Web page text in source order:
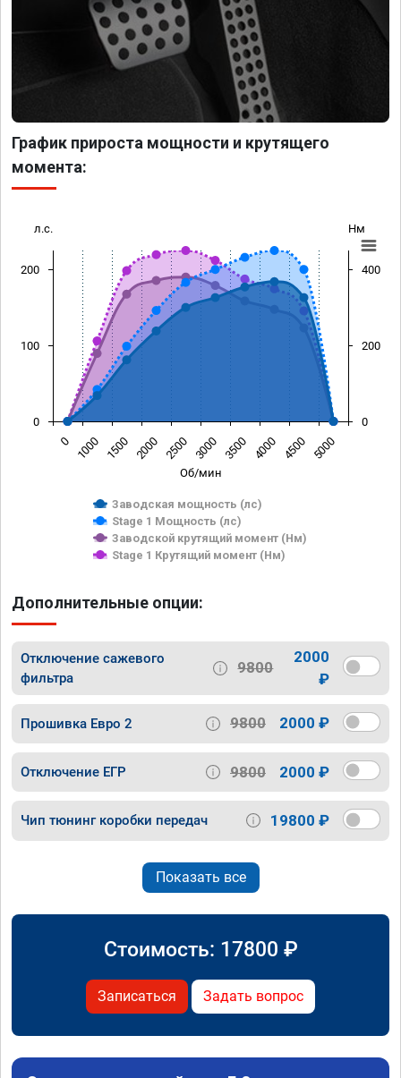
График прироста мощности и крутящего
момента:
Об/мин
л.с. Нм
Заводская мощность (лс)
Stage 1 Мощность (лс)
Заводской крутящий момент (Нм)
Stage 1 Крутящий момент (Нм)
0 1000 1500 2000 2500 3000 3500 4000 4500 5000
0
100
200
0
200
400
Дополнительные опции:
Отключение сажевого
фильтра
9800
2000
₽
Прошивка Евро 2 9800 2000 ₽
Отключение ЕГР 9800 2000 ₽
Чип тюнинг коробки передач 19800 ₽
Показать все
Стоимость: 17800 ₽
Записаться Задать вопрос